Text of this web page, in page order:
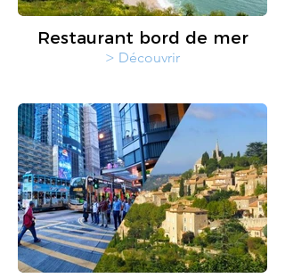
Restaurant bord de mer
> Découvrir